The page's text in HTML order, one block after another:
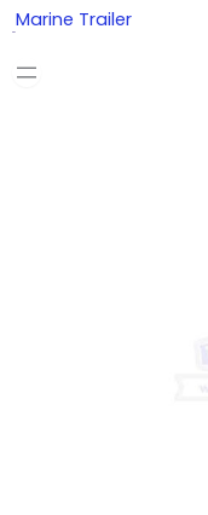
Skip
to
content
Marine Trailer